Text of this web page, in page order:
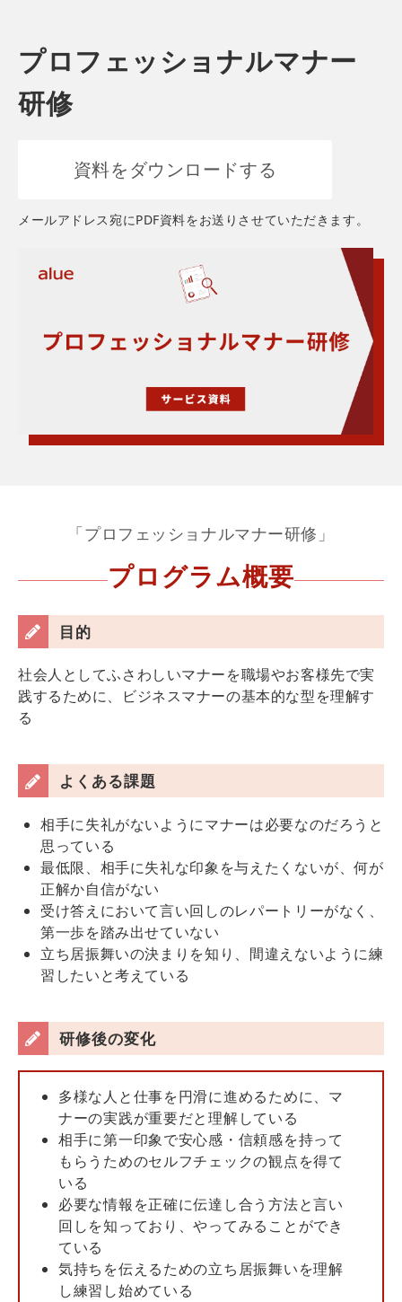
プロフェッショナルマナー
研修
資料をダウンロードする
メールアドレス宛にPDF資料をお送りさせていただきます。
「プロフェッショナルマナー研修」
プログラム概要
目的
社会人としてふさわしいマナーを職場やお客様先で実
践するために、ビジネスマナーの基本的な型を理解す
る
よくある課題
相手に失礼がないようにマナーは必要なのだろうと
思っている
最低限、相手に失礼な印象を与えたくないが、何が
正解か自信がない
受け答えにおいて言い回しのレパートリーがなく、
第一歩を踏み出せていない
立ち居振舞いの決まりを知り、間違えないように練
習したいと考えている
研修後の変化
多様な人と仕事を円滑に進めるために、マ
ナーの実践が重要だと理解している
相手に第一印象で安心感・信頼感を持って
もらうためのセルフチェックの観点を得て
いる
必要な情報を正確に伝達し合う方法と言い
回しを知っており、やってみることができ
ている
気持ちを伝えるための立ち居振舞いを理解
し練習し始めている